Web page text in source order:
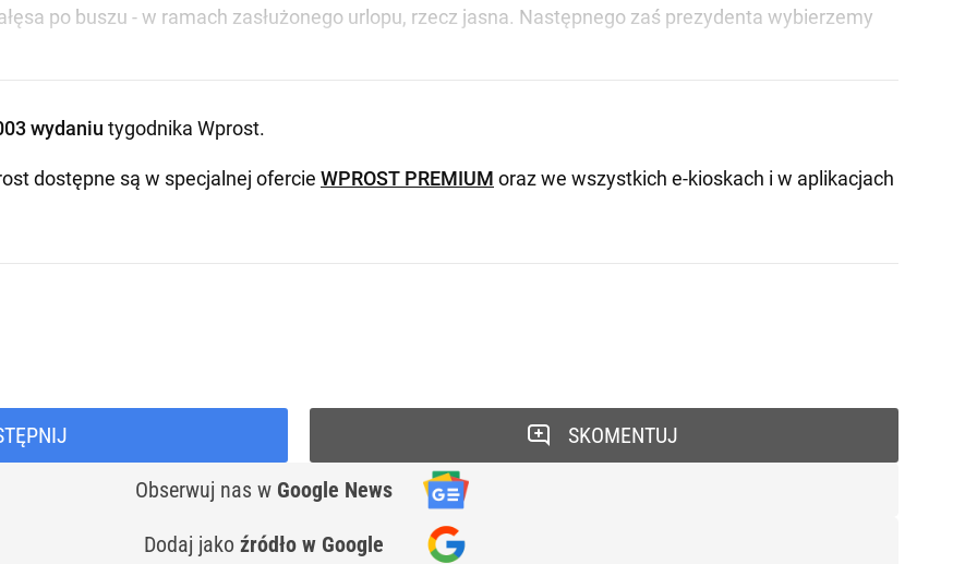
po buszu - w ramach zasłużonego urlopu, rzecz jasna. Następnego zaś prezydenta wybierzemy
wydaniu tygodnika Wprost.
dostępne są w specjalnej ofercie WPROST PREMIUM oraz we wszystkich e-kioskach i w aplikacjach
Obserwuj nas w Google News
Dodaj jako źródło w Google
SKOMENTUJ